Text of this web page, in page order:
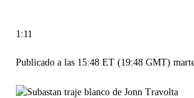
1:11
Publicado a las 15:48 ET (19:48 GMT)